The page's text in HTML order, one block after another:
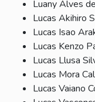
Luany Alves
Lucas Akihiro
Lucas Isao
Lucas Kenzo
Lucas Llusa
Lucas Mora
Lucas Vaiano